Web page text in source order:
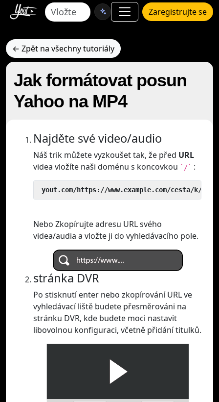
Zaregistrujte se
← Zpět na všechny tutoriály
Jak formátovat posun
Yahoo na MP4
Najděte své video/audio
Náš trik můžete vyzkoušet tak, že před URL
videa vložíte naši doménu s koncovkou `/` :
yout.com/https://www.example.com/cesta/k/
Nebo Zkopírujte adresu URL svého
videa/audia a vložte ji do vyhledávacího pole.
stránka DVR
Po stisknutí enter nebo zkopírování URL ve
vyhledávací liště budete přesměrováni na
stránku DVR, kde budete moci nastavit
libovolnou konfiguraci, včetně přidání titulků.